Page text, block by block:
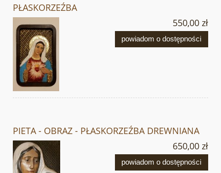
PŁASKORZEŹBA
550,00 zł
powiadom o dostępności
PIETA - OBRAZ - PŁASKORZEŹBA DREWNIANA
650,00 zł
powiadom o dostępności